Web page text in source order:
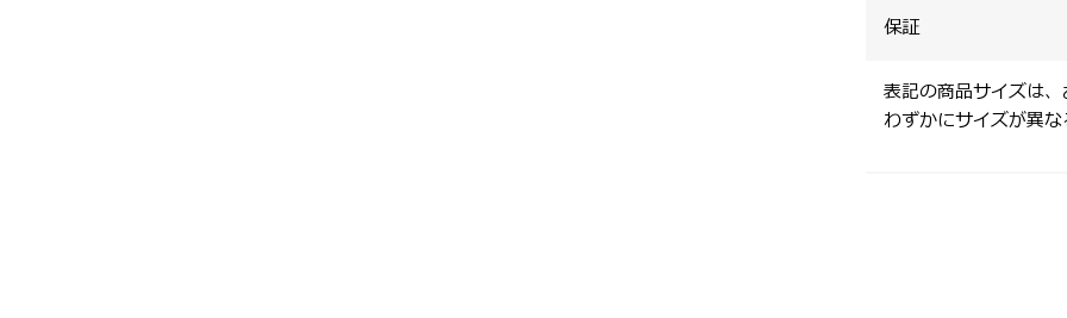
保証
表記の商品サイズは
わずかにサイズが異な